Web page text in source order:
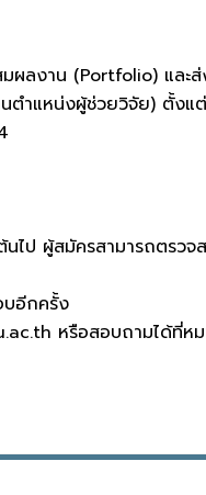
ผลงาน (Portfolio) และ
ตำแหน่งผู้ช่วยวิจัย) ตั้ง
ไป ผู้สมัครสามารถตรว
บอีกครั้ง
หรือสอบถามได้ที่ห